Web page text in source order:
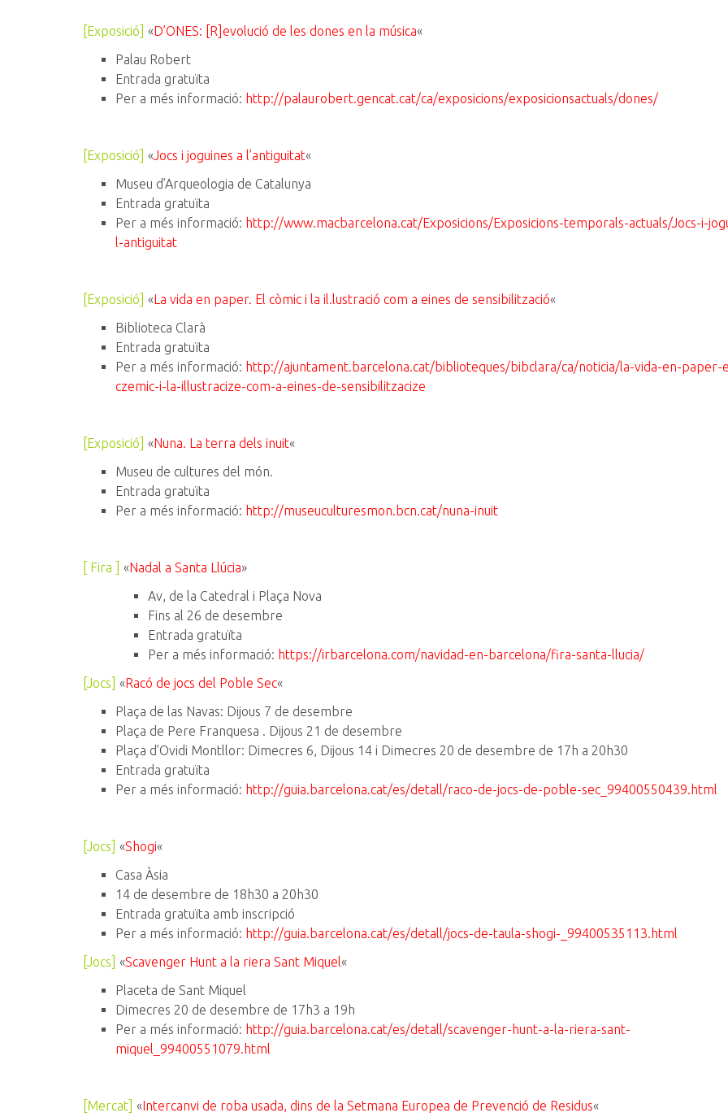
[Exposició] «D’ONES: [R]evolució de les dones en la música«
Palau Robert
Entrada gratuïta
Per a més informació: http://palaurobert.gencat.cat/ca/exposicions/exposicionsactuals/dones/
[Exposició] «Jocs i joguines a l’antiguitat«
Museu d’Arqueologia de Catalunya
Entrada gratuïta
Per a més informació: http://www.macbarcelona.cat/Exposicions/Exposicions-temporals-actuals/Jocs-i-
l-antiguitat
[Exposició] «La vida en paper. El còmic i la il.lustració com a eines de sensibilització«
Biblioteca Clarà
Entrada gratuïta
Per a més informació: http://ajuntament.barcelona.cat/biblioteques/bibclara/ca/noticia/la-vida-en-paper-
czemic-i-la-illustracize-com-a-eines-de-sensibilitzacize
[Exposició] «Nuna. La terra dels inuit«
Museu de cultures del món.
Entrada gratuïta
Per a més informació: http://museuculturesmon.bcn.cat/nuna-inuit
[ Fira ] «Nadal a Santa Llúcia»
Av, de la Catedral i Plaça Nova
Fins al 26 de desembre
Entrada gratuïta
Per a més informació: https://irbarcelona.com/navidad-en-barcelona/fira-santa-llucia/
[Jocs] «Racó de jocs del Poble Sec«
Plaça de las Navas: Dijous 7 de desembre
Plaça de Pere Franquesa . Dijous 21 de desembre
Plaça d’Ovidi Montllor: Dimecres 6, Dijous 14 i Dimecres 20 de desembre de 17h a 20h30
Entrada gratuïta
Per a més informació: http://guia.barcelona.cat/es/detall/raco-de-jocs-de-poble-sec_99400550439.html
[Jocs] «Shogi«
Casa Àsia
14 de desembre de 18h30 a 20h30
Entrada gratuïta amb inscripció
Per a més informació: http://guia.barcelona.cat/es/detall/jocs-de-taula-shogi-_99400535113.html
[Jocs] «Scavenger Hunt a la riera Sant Miquel«
Placeta de Sant Miquel
Dimecres 20 de desembre de 17h3 a 19h
Per a més informació: http://guia.barcelona.cat/es/detall/scavenger-hunt-a-la-riera-sant-
miquel_99400551079.html
[Mercat] «Intercanvi de roba usada, dins de la Setmana Europea de Prevenció de Residus«